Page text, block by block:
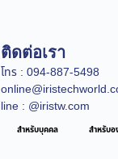
ติดต่อเรา
โทร : 094-887-5498
line : @iristw.com
สำหรับบุคคล สำหรับ